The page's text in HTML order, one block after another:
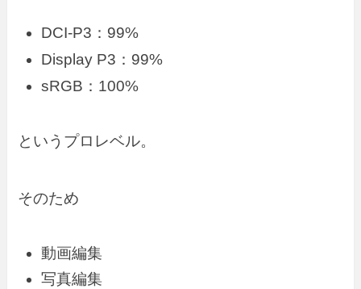
DCI-P3：99%
Display P3：99%
sRGB：100%
というプロレベル。
そのため
動画編集
写真編集